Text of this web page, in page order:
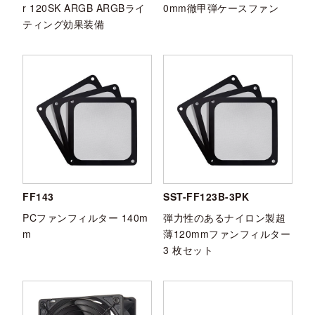
r 120SK ARGB ARGBライ
ティング効果装備
0mm徹甲弾ケースファン
FF143
PCファンフィルター 140m
m
SST-FF123B-3PK
弾力性のあるナイロン製超
薄120mmファンフィルター
3 枚セット